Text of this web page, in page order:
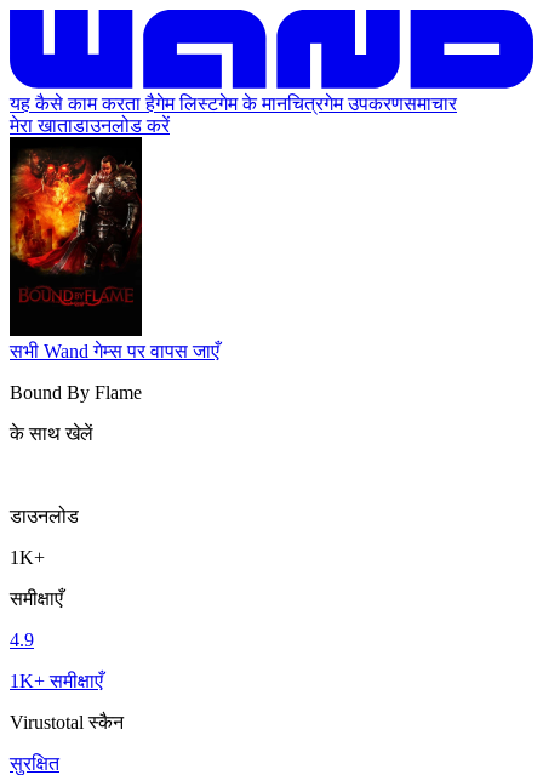
यह कैसे काम करता हैगेम लिस्टगेम के मानचित्रगेम उपकरणसमाचार
मेरा खाताडाउनलोड करें
सभी Wand गेम्स पर वापस जाएँ
Bound By Flame
के साथ खेलें
डाउनलोड
1K+
समीक्षाएँ
4.9
1K+ समीक्षाएँ
Virustotal स्कैन
सुरक्षित